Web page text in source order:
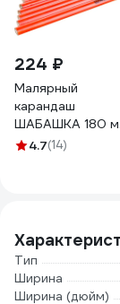
224 ₽
Малярный
карандаш
ШАБАШКА 180
набор 12 шт 146-
4.7(14)
Тип
Ширина
Ширина (дюйм)